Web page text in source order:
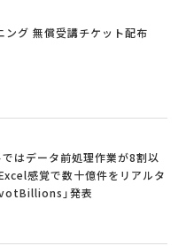
グ 無償受講チケット配布
はデータ前処理作業が8割以
感覚で数十億件をリアルタ
」発表